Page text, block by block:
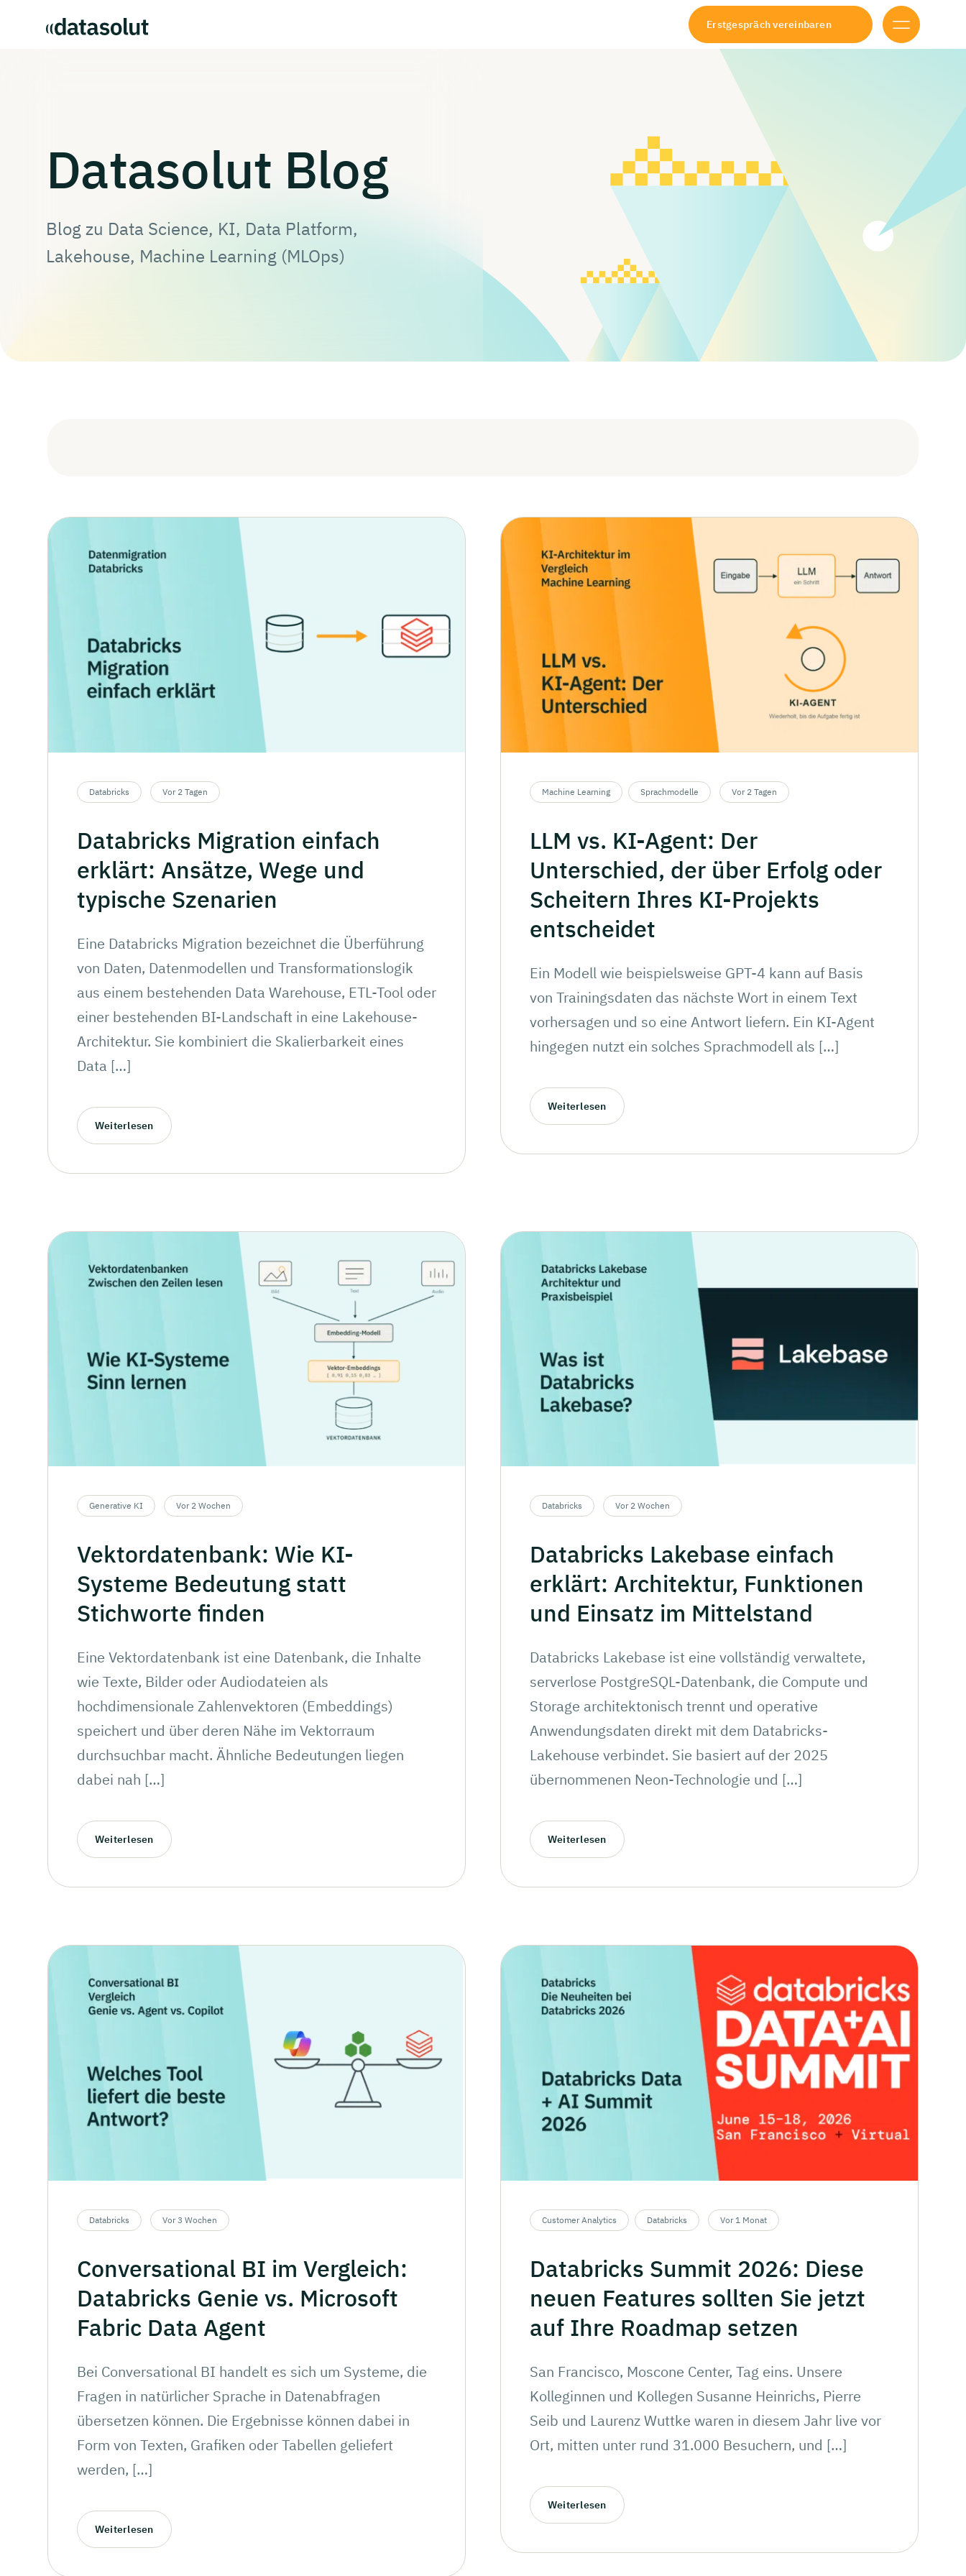
Erstgespräch vereinbaren
Datasolut Blog
Blog zu Data Science, KI, Data Platform,
Lakehouse, Machine Learning (MLOps)
Databricks Vor 2 Tagen
Databricks Migration einfach
erklärt: Ansätze, Wege und
typische Szenarien
Eine Databricks Migration bezeichnet die Überführung
von Daten, Datenmodellen und Transformationslogik
aus einem bestehenden Data Warehouse, ETL-Tool oder
einer bestehenden BI-Landschaft in eine Lakehouse-
Architektur. Sie kombiniert die Skalierbarkeit eines
Data […]
Weiterlesen
Machine Learning Sprachmodelle Vor 2 Tagen
LLM vs. KI-Agent: Der
Unterschied, der über Erfolg oder
Scheitern Ihres KI-Projekts
entscheidet
Ein Modell wie beispielsweise GPT-4 kann auf Basis
von Trainingsdaten das nächste Wort in einem Text
vorhersagen und so eine Antwort liefern. Ein KI-Agent
hingegen nutzt ein solches Sprachmodell als […]
Weiterlesen
Generative KI Vor 2 Wochen
Vektordatenbank: Wie KI-
Systeme Bedeutung statt
Stichworte finden
Eine Vektordatenbank ist eine Datenbank, die Inhalte
wie Texte, Bilder oder Audiodateien als
hochdimensionale Zahlenvektoren (Embeddings)
speichert und über deren Nähe im Vektorraum
durchsuchbar macht. Ähnliche Bedeutungen liegen
dabei nah […]
Weiterlesen
Databricks Vor 2 Wochen
Databricks Lakebase einfach
erklärt: Architektur, Funktionen
und Einsatz im Mittelstand
Databricks Lakebase ist eine vollständig verwaltete,
serverlose PostgreSQL-Datenbank, die Compute und
Storage architektonisch trennt und operative
Anwendungsdaten direkt mit dem Databricks-
Lakehouse verbindet. Sie basiert auf der 2025
übernommenen Neon-Technologie und […]
Weiterlesen
Databricks Vor 3 Wochen
Conversational BI im Vergleich:
Databricks Genie vs. Microsoft
Fabric Data Agent
Bei Conversational BI handelt es sich um Systeme, die
Fragen in natürlicher Sprache in Datenabfragen
übersetzen können. Die Ergebnisse können dabei in
Form von Texten, Grafiken oder Tabellen geliefert
werden, […]
Weiterlesen
Customer Analytics Databricks Vor 1 Monat
Databricks Summit 2026: Diese
neuen Features sollten Sie jetzt
auf Ihre Roadmap setzen
San Francisco, Moscone Center, Tag eins. Unsere
Kolleginnen und Kollegen Susanne Heinrichs, Pierre
Seib und Laurenz Wuttke waren in diesem Jahr live vor
Ort, mitten unter rund 31.000 Besuchern, und […]
Weiterlesen